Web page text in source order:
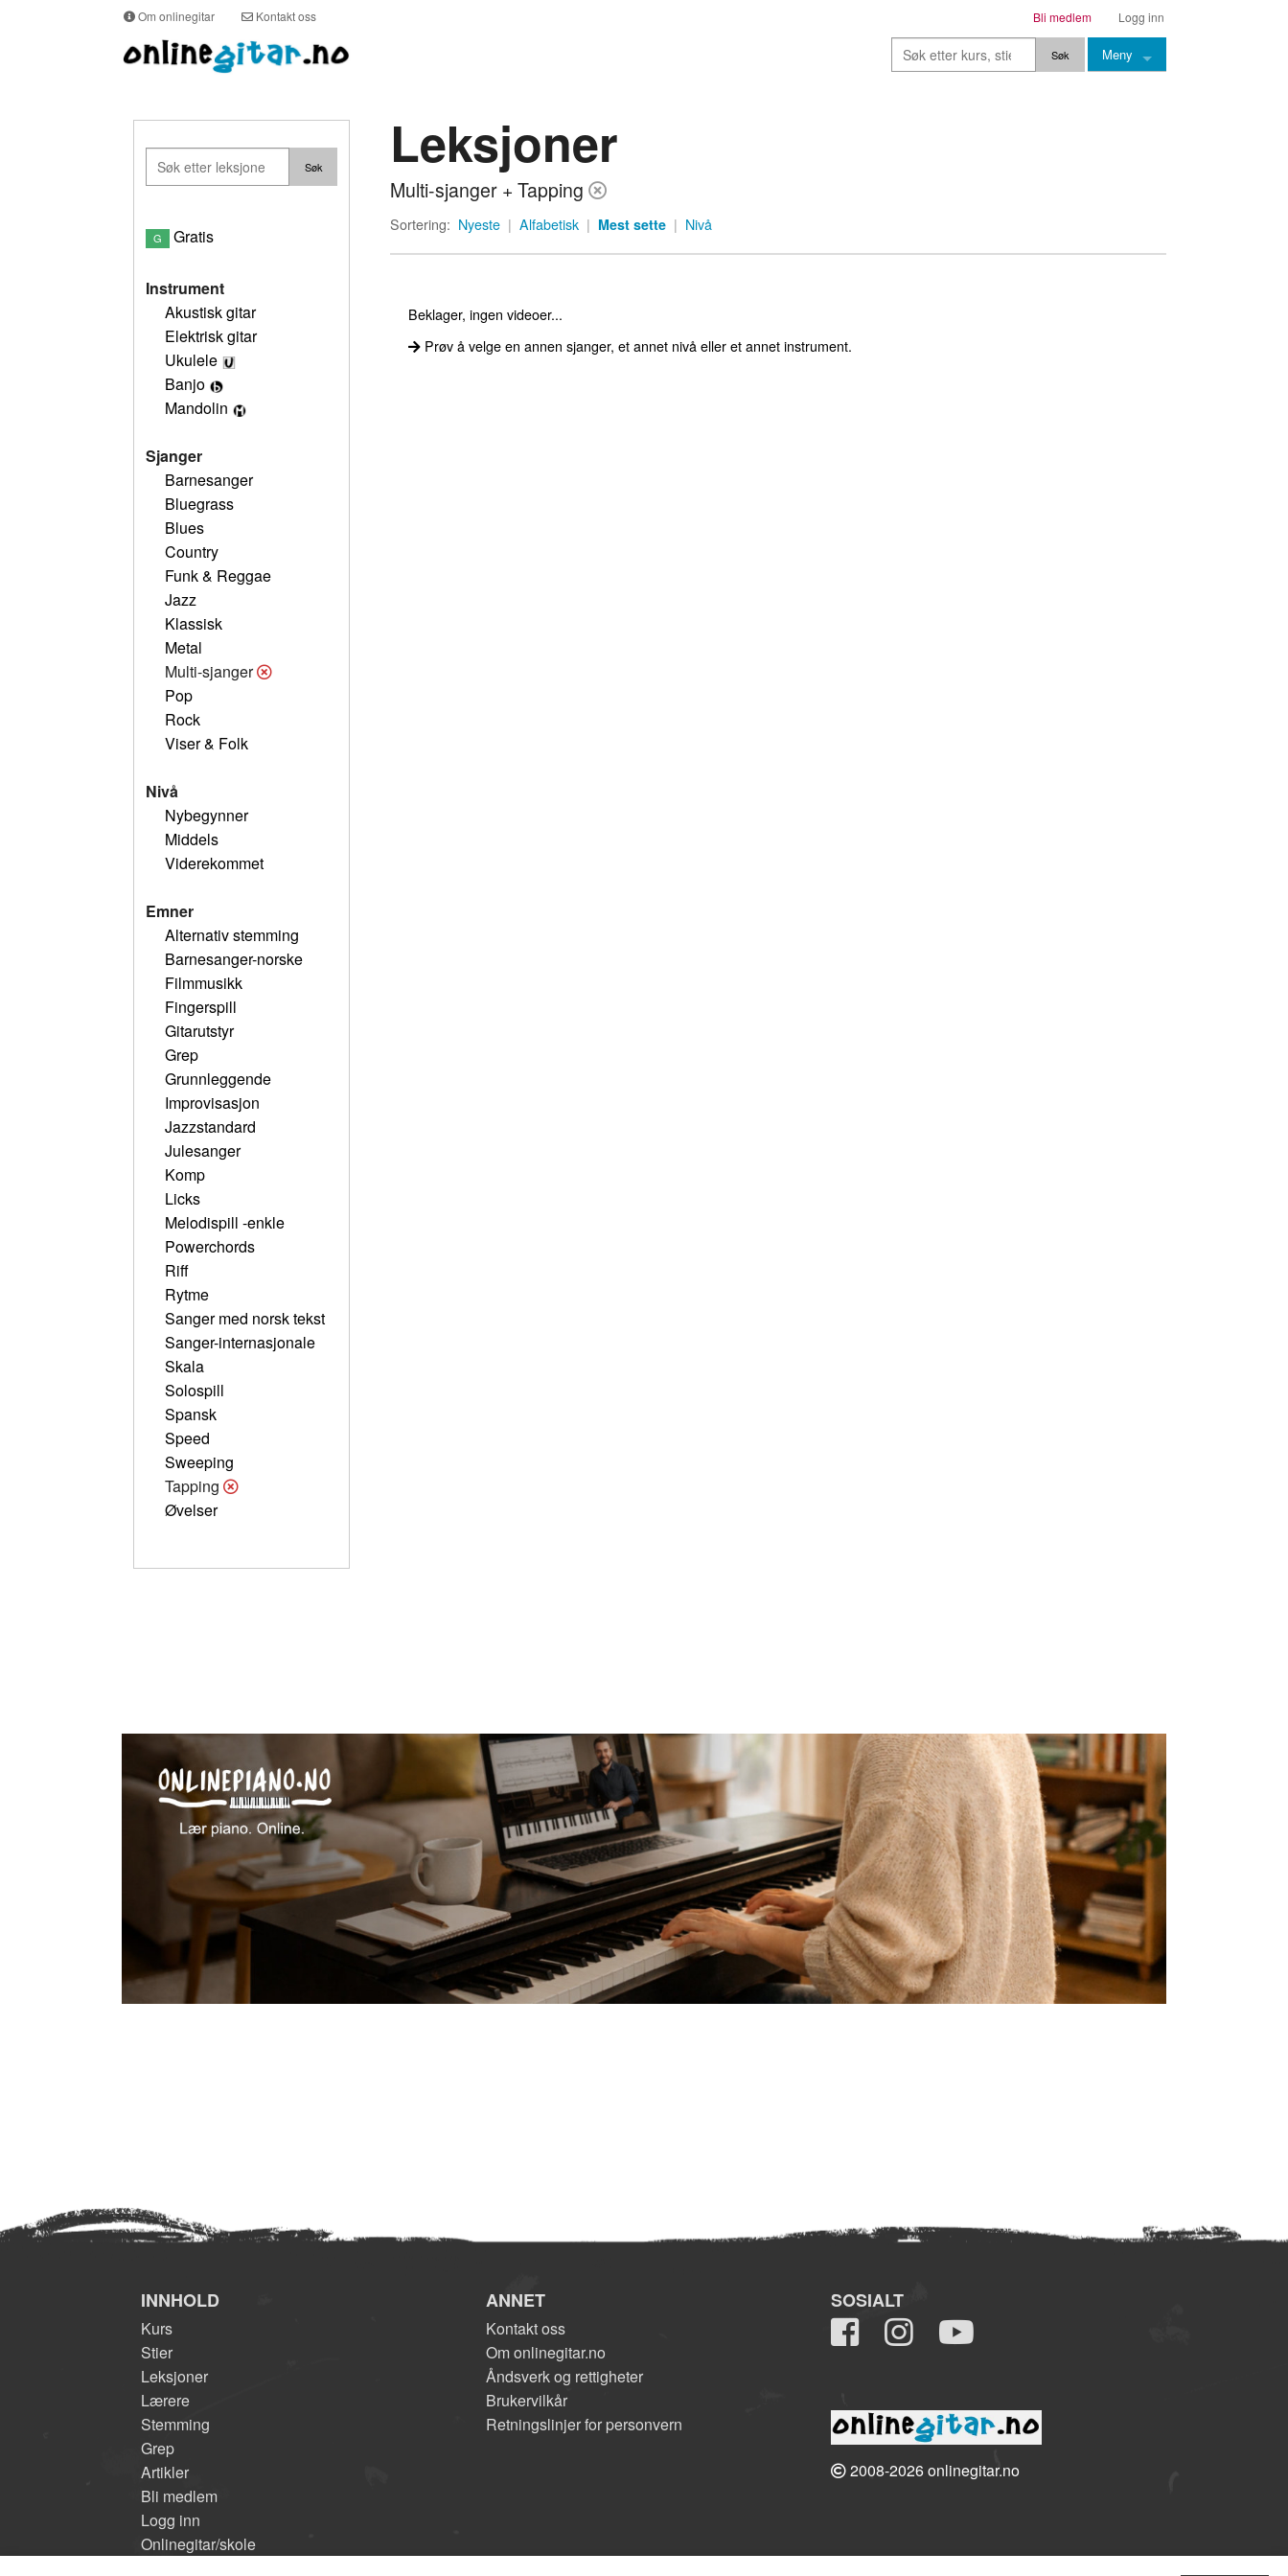
Om onlinegitar Kontakt oss Logg inn
Bli medlem
Meny
Stemming
G Gratis
Instrument
Akustisk gitar
Elektrisk gitar
Ukulele
Banjo
Mandolin
Sjanger
Barnesanger
Bluegrass
Blues
Country
Funk & Reggae
Jazz
Klassisk
Metal
Multi-sjanger
Pop
Rock
Viser & Folk
Nivå
Nybegynner
Middels
Viderekommet
Emner
Alternativ stemming
Barnesanger-norske
Filmmusikk
Fingerspill
Gitarutstyr
Grep
Grunnleggende
Improvisasjon
Jazzstandard
Julesanger
Komp
Licks
Melodispill -enkle
Powerchords
Riff
Rytme
Sanger med norsk tekst
Sanger-internasjonale
Skala
Solospill
Spansk
Speed
Sweeping
Tapping
Øvelser
Leksjoner
Multi-sjanger + Tapping
Sortering: Nyeste | Alfabetisk | Mest sette | Nivå
Beklager, ingen videoer...
Prøv å velge en annen sjanger, et annet nivå eller et annet instrument.
INNHOLD
Kurs
Stier
Leksjoner
Lærere
Stemming
Grep
Artikler
Bli medlem
Logg inn
Onlinegitar/skole
ANNET
Kontakt oss
Om onlinegitar.no
Åndsverk og rettigheter
Brukervilkår
Retningslinjer for personvern
SOSIALT
2008-2026 onlinegitar.no